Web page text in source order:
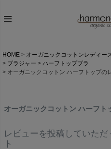
HOME オーガニックコットンレディー
ブラジャー
ハーフトップブラ
オーガニックコットン ハーフトップの
オーガニックコットン ハーフト
レビューを投稿していた
ト